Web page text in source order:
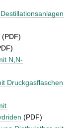
(PDF)
N,N-
Druckgasflaschen
(PDF)